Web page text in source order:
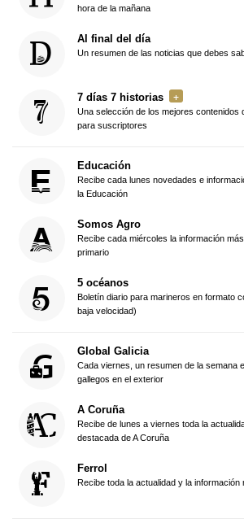
hora de la mañana
Al final del día
Un resumen de las noticias que debes
7 días 7 historias
Una selección de los mejores contenidos
para suscriptores
Educación
Recibe cada lunes novedades e
la Educación
Somos Agro
Recibe cada miércoles la información
primario
5 océanos
Boletín diario para marineros en formato
baja velocidad)
Global Galicia
Cada viernes, un resumen de la semana
gallegos en el exterior
A Coruña
Recibe de lunes a viernes toda la
destacada de A Coruña
Ferrol
Recibe toda la actualidad y la